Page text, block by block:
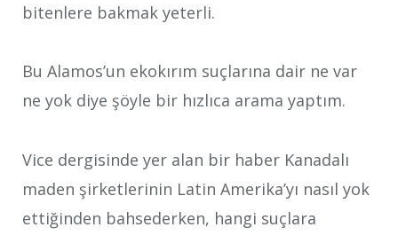
bitenlere bakmak yeterli.
Bu Alamos’un ekokırım suçlarına dair ne var
ne yok diye şöyle bir hızlıca arama yaptım.
Vice dergisinde yer alan bir haber Kanadalı
maden şirketlerinin Latin Amerika’yı nasıl yok
ettiğinden bahsederken, hangi suçlara